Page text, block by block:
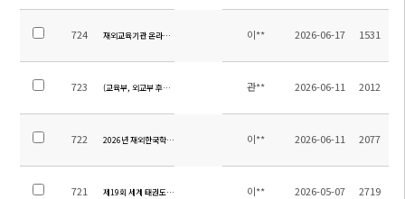
724 재외교육기관 온라인소식지 제13호 원고모집(7.8.까지)
이** 2026-06-17 1531
723 (교육부, 외교부 후원) 2026 내가 한국바로알리기 주인공 공모전 안내
관** 2026-06-11 2012
722 2026년 재외한국학교 학생 이야기 공모전 안내이** 2026-06-11 2077
721 제19회 세계 태권도 문화엑스포 대회 안내 이** 2026-05-07 2719